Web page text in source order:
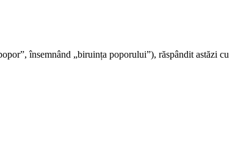
însemnând „biruința poporului”), răspândit astăzi cu